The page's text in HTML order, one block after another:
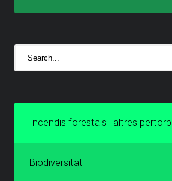
Incendis forestals i altres
Biodiversitat